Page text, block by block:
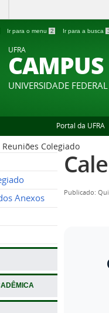
Ir para o menu 2 Ir para a busca
UFRA
UNIVERSIDADE
Portal da UFRA
Reuniões Colegiado
Anexos
Publicado: